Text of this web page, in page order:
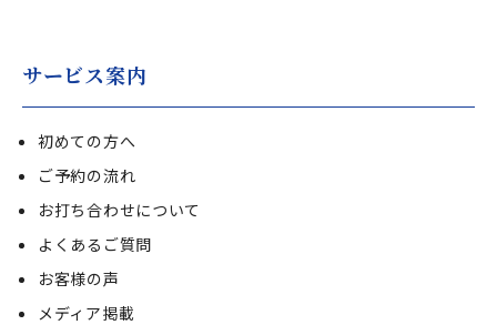
サービス案内
初めての方へ
ご予約の流れ
お打ち合わせについて
よくあるご質問
お客様の声
メディア掲載